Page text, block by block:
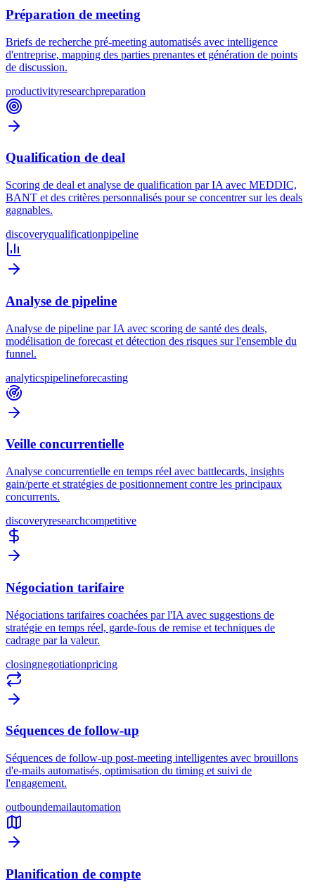
Préparation de meeting
Briefs de recherche pré-meeting automatisés avec intelligence
d'entreprise, mapping des parties prenantes et génération de points
de discussion.
productivityresearchpreparation
Qualification de deal
Scoring de deal et analyse de qualification par IA avec MEDDIC,
BANT et des critères personnalisés pour se concentrer sur les deals
gagnables.
discoveryqualificationpipeline
Analyse de pipeline
Analyse de pipeline par IA avec scoring de santé des deals,
modélisation de forecast et détection des risques sur l'ensemble du
funnel.
analyticspipelineforecasting
Veille concurrentielle
Analyse concurrentielle en temps réel avec battlecards, insights
gain/perte et stratégies de positionnement contre les principaux
concurrents.
discoveryresearchcompetitive
Négociation tarifaire
Négociations tarifaires coachées par l'IA avec suggestions de
stratégie en temps réel, garde-fous de remise et techniques de
cadrage par la valeur.
closingnegotiationpricing
Séquences de follow-up
Séquences de follow-up post-meeting intelligentes avec brouillons
d'e-mails automatisés, optimisation du timing et suivi de
l'engagement.
outboundemailautomation
Planification de compte